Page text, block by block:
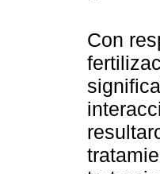
Con